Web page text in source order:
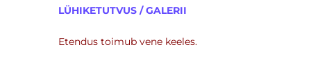
LÜHIKETUTVUS / GALERII
Etendus toimub vene keeles.